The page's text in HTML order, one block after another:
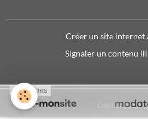
Créer un site internet
Signaler un contenu
Gestion des
SPONSORS